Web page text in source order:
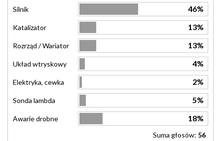
Silnik 46%
Katalizator 13%
Rozrząd / Wariator 13%
Układ wtryskowy 4%
Elektryka, cewka 2%
Sonda lambda 5%
Awarie drobne 18%
Suma głosów: 56